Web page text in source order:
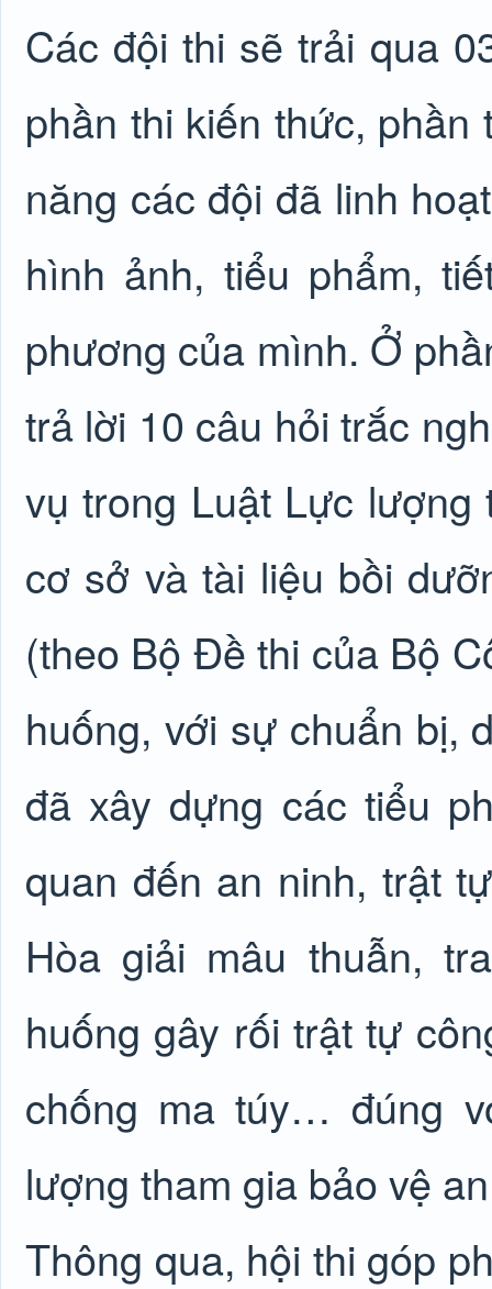
Các đội thi sẽ trải qua
phần thi kiến thức,
năng các đội đã linh
hình ảnh, tiểu phẩm,
phương của mình. Ở
trả lời 10 câu hỏi trắc
vụ trong Luật Lực
cơ sở và tài liệu bồi
(theo Bộ Đề thi của Bộ
huống, với sự chuẩn bị,
đã xây dựng các tiểu
quan đến an ninh, trật
Hòa giải mâu thuẫn,
huống gây rối trật tự
chống ma túy… đúng
lượng tham gia bảo vệ
Thông qua, hội thi góp